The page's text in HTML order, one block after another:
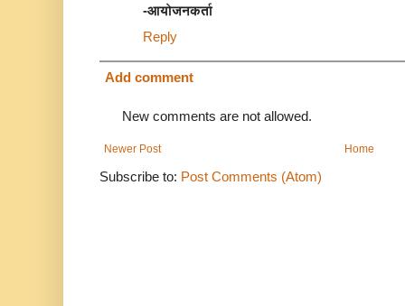
-आयोजनकर्ता
Reply
Add comment
New comments are not allowed.
Newer Post Home
Subscribe to: Post Comments (Atom)